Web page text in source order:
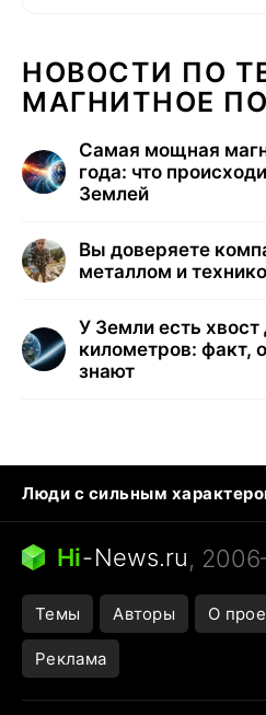
НОВОСТИ ПО
МАГНИТНОЕ
Самая мощная
года: что
Землей
Вы доверяете
металлом и
У Земли есть
километров: факт,
знают
Люди с сильным
Кошка писает на кровать
Ядовитые пауки России
Города в ядерной войне
Открытие в Google Maps
Hi-News.ru,
Темы Авторы О
Реклама